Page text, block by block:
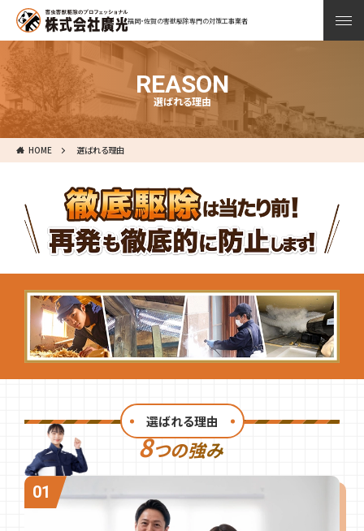
福岡・佐賀の害獣駆除専門の対策工事業者
REASON
選ばれる理由
HOME 選ばれる理由
選ばれる理由
8つの強み